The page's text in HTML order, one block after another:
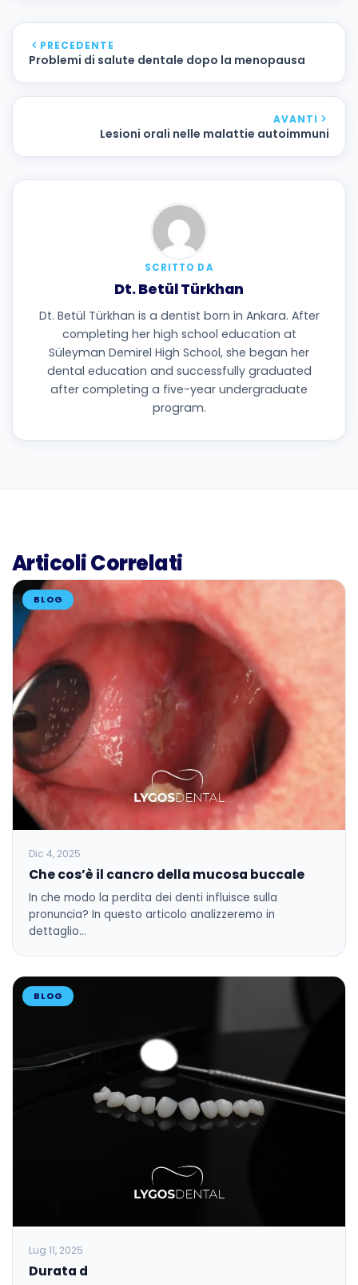
PRECEDENTE
Problemi di salute dentale dopo la menopausa
AVANTI
Lesioni orali nelle malattie autoimmuni
SCRITTO DA
Dt. Betül Türkhan
Dt. Betül Türkhan is a dentist born in Ankara. After
completing her high school education at
Süleyman Demirel High School, she began her
dental education and successfully graduated
after completing a five-year undergraduate
program.
Articoli Correlati
BLOG
Dic 4, 2025
Che cos’è il cancro della mucosa buccale
In che modo la perdita dei denti influisce sulla
pronuncia? In questo articolo analizzeremo in
dettaglio…
BLOG
Lug 11, 2025
Durata d